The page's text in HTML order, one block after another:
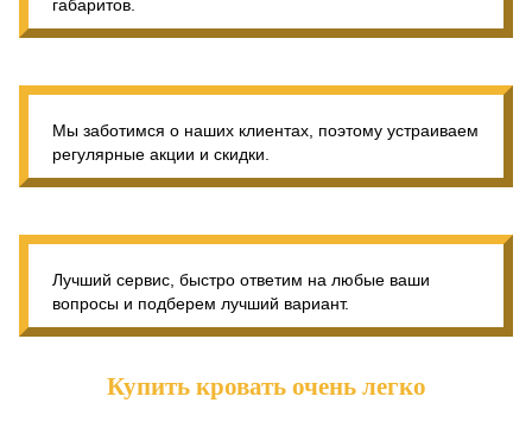
габаритов.
Мы заботимся о наших клиентах, поэтому устраиваем
регулярные акции и скидки.
Лучший сервис, быстро ответим на любые ваши
вопросы и подберем лучший вариант.
Купить кровать очень легко